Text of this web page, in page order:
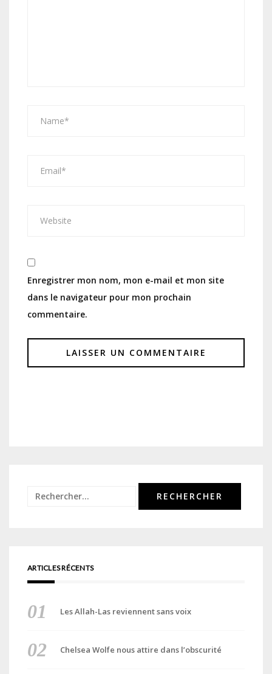
Enregistrer mon nom, mon e-mail et mon site
dans le navigateur pour mon prochain
commentaire.
Rechercher :
ARTICLES RÉCENTS
Les Allah-Las reviennent sans voix
Chelsea Wolfe nous attire dans l’obscurité